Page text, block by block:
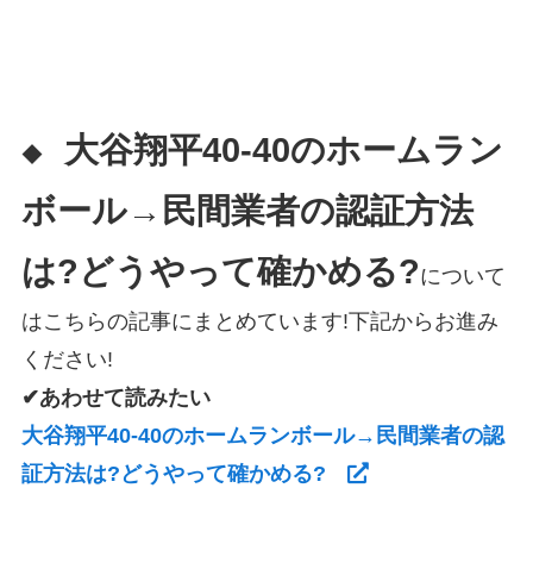
◆
大谷翔平40-40のホームラン
ボール→民間業者の認証方法
は?どうやって確かめる?について
はこちらの記事にまとめています!下記からお進み
ください!
✔あわせて読みたい
大谷翔平40-40のホームランボール→民間業者の認
証方法は?どうやって確かめる?